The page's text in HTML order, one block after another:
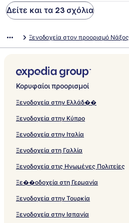
Δείτε και τα 23 σχόλια
Ξενοδοχεία στον προορισμό Νάξος
Κορυφαίοι προορισμοί
Ξενοδοχεία στην Ελλάδ��
Ξενοδοχεία στην Κύπρο
Ξενοδοχεία στην Ιταλία
Ξενοδοχεία στη Γαλλία
Ξενοδοχεία στις Ηνωμένες Πολιτείες
Ξε��οδοχεία στη Γερμανία
Ξενοδοχεία στην Τουρκία
Ξενοδοχεία στην Ισπανία